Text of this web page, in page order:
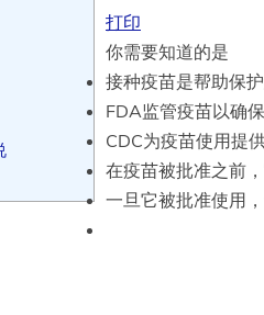
打印
你需要知道的是
接种疫苗是帮助保
FDA监管疫苗以确
CDC为疫苗使用提
在疫苗被批准之前
一旦它被批准使用